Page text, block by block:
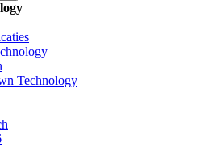
Technology